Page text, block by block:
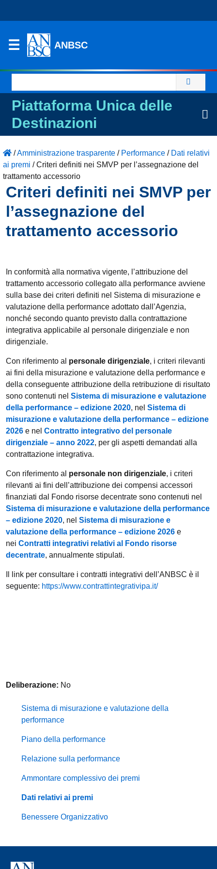
ANBSC
per:
Piattaforma Unica delle
Destinazioni
/Amministrazione trasparente / Performance / Dati relativi
ai premi /Criteri definiti nei SMVP per l’assegnazione del
trattamento accessorio
Criteri definiti nei SMVP per
l’assegnazione del
trattamento accessorio
In conformità alla normativa vigente, l’attribuzione del
trattamento accessorio collegato alla performance avviene
sulla base dei criteri definiti nel Sistema di misurazione e
valutazione della performance adottato dall’Agenzia,
nonché secondo quanto previsto dalla contrattazione
integrativa applicabile al personale dirigenziale e non
dirigenziale.
Con riferimento al personale dirigenziale, i criteri rilevanti
ai fini della misurazione e valutazione della performance e
della conseguente attribuzione della retribuzione di risultato
sono contenuti nel Sistema di misurazione e valutazione
della performance – edizione 2020, nel Sistema di
misurazione e valutazione della performance – edizione
2026 e nel Contratto integrativo del personale
dirigenziale – anno 2022, per gli aspetti demandati alla
contrattazione integrativa.
Con riferimento al personale non dirigenziale, i criteri
rilevanti ai fini dell’attribuzione dei compensi accessori
finanziati dal Fondo risorse decentrate sono contenuti nel
Sistema di misurazione e valutazione della performance
– edizione 2020, nel Sistema di misurazione e
valutazione della performance – edizione 2026 e
nei Contratti integrativi relativi al Fondo risorse
decentrate, annualmente stipulati.
Il link per consultare i contratti integrativi dell’ANBSC è il
seguente: https://www.contrattintegrativipa.it/
Deliberazione: No
Sistema di misurazione e valutazione della
performance
Piano della performance
Relazione sulla performance
Ammontare complessivo dei premi
Dati relativi ai premi
Benessere Organizzativo